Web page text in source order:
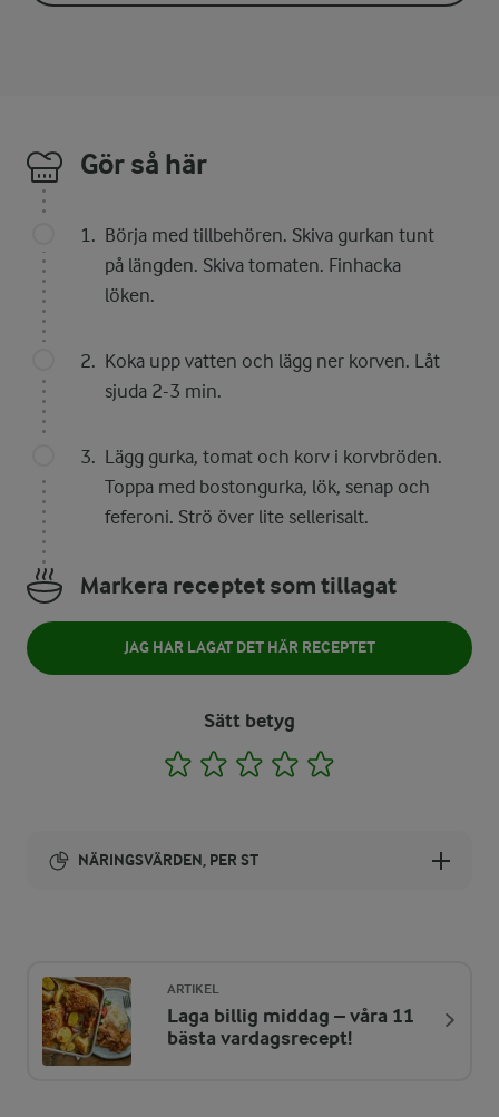
Gör så här
Börja med tillbehören. Skiva gurkan tunt
på längden. Skiva tomaten. Finhacka
löken.
Koka upp vatten och lägg ner korven. Låt
sjuda 2-3 min.
Lägg gurka, tomat och korv i korvbröden.
Toppa med bostongurka, lök, senap och
feferoni. Strö över lite sellerisalt.
Markera receptet som tillagat
JAG HAR LAGAT DET HÄR RECEPTET
Sätt betyg
1 2 3 4
NÄRINGSVÄRDEN, PER ST
ENERGIDISTRIBUTION %
NÄRINGSVÄRDEN PER ST
ARTIKEL
Laga billig middag – våra 11
bästa vardagsrecept!